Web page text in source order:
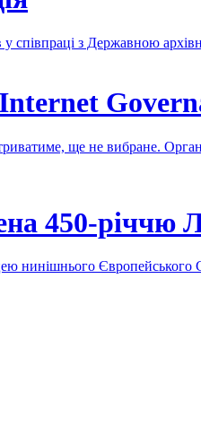
співпраці з Державною
ще не вибране.
450-річчю
нинішнього Європейського